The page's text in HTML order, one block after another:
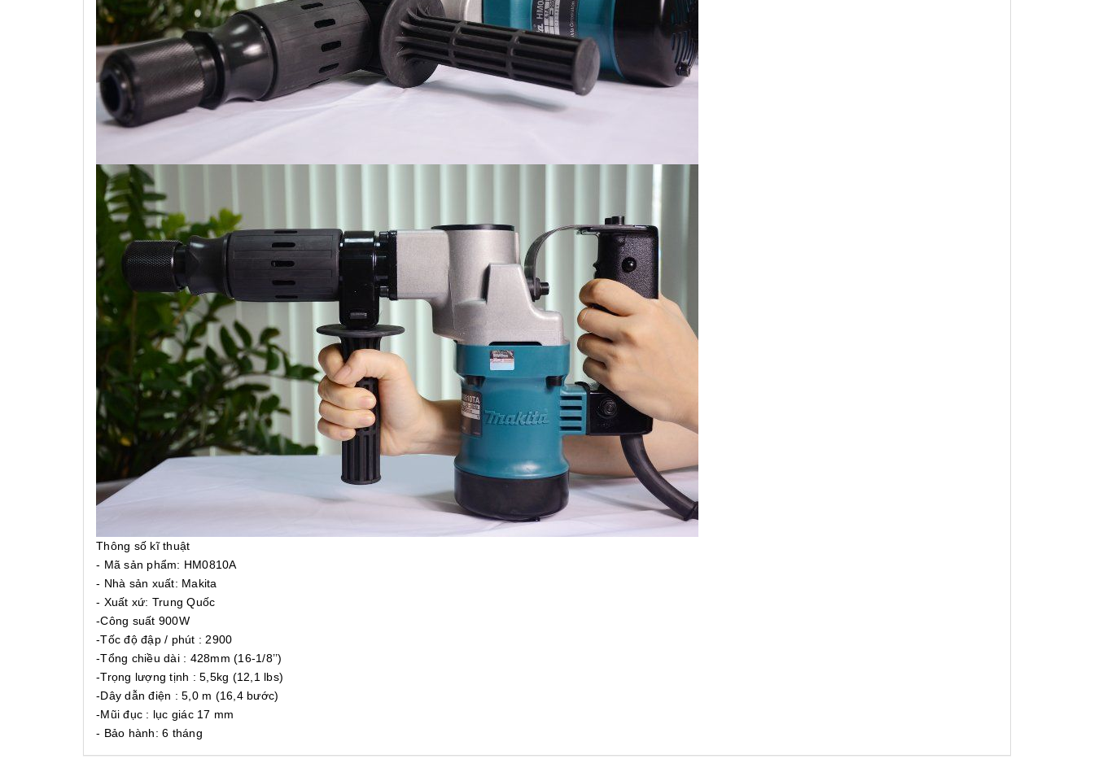
Thông số kĩ thuật
- Mã sản phẩm: HM0810A
- Nhà sản xuất: Makita
- Xuất xứ: Trung Quốc
-Công suất 900W
-Tốc độ đập / phút : 2900
-Tổng chiều dài : 428mm (16-1/8’’)
-Trọng lượng tịnh : 5,5kg (12,1 lbs)
-Dây dẫn điện : 5,0 m (16,4 bước)
-Mũi đục : lục giác 17 mm
- Bảo hành: 6 tháng